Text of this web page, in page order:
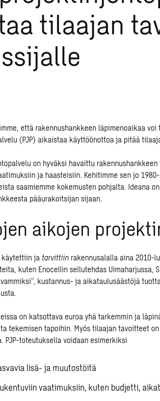
tilaajan
että rakennushankkeen läpimenoaikaa
(PJP) aikaistaa käyttöönottoa ja pitää
on hyväksi havaittu
ja haasteisiin. Kehitimme sen jo
saamiemme kokemusten pohjalta. Ideana
pääurakoitsijan sijaan.
aikojen
käytettiin ja tarvittiin rakennusalalla aina 2010-
kuten Enocellin sellutehdas Uimaharjussa,
kustannus- ja aikataulusäästöjä
on katsottava euroa yhä tarkemmin ja
tekemisen tapoihin. Myös tilaajan tavoitteet
PJP-toteutuksella voidaan esimerkiksi
lisä- ja muutostöitä
vaatimuksiin, kuten budjetti,